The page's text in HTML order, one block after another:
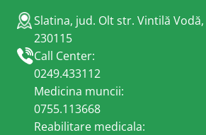
Slatina, jud. Olt str. Vintilă
230115
Call Center:
0249.433112
Medicina muncii:
0755.113668
Reabilitare medicala: